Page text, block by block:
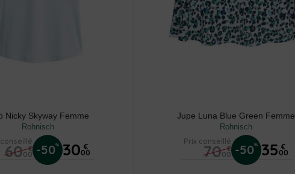
Nicky Skyway Femme
Rohnisch
60 €
00 -50% 30 €
00
Jupe Luna Blue Green Femme
Rohnisch
Prix conseillé
70 €
00 -50% 35 €
00